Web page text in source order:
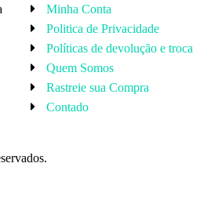
Minha Conta
Politica de Privacidade
Políticas de devolução e troca
Quem Somos
Rastreie sua Compra
Contado